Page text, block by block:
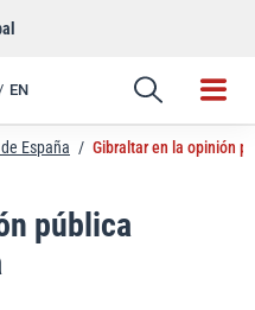
EN
Enlace
España / Gibraltar en la opinión
pública